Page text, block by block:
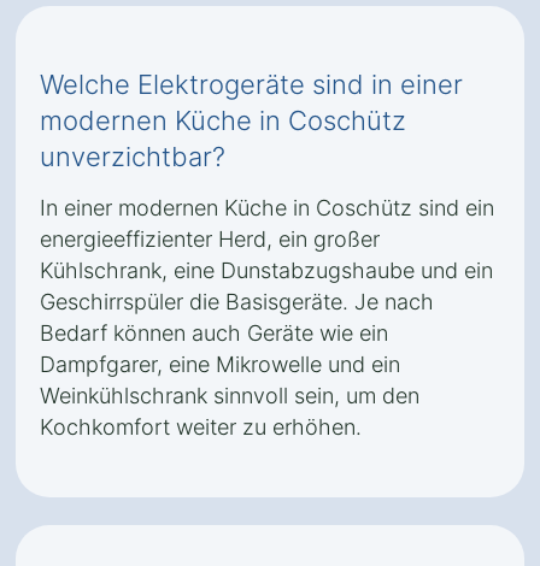
Welche Elektrogeräte sind in einer
modernen Küche in Coschütz
unverzichtbar?
In einer modernen Küche in Coschütz sind ein
energieeffizienter Herd, ein großer
Kühlschrank, eine Dunstabzugshaube und ein
Geschirrspüler die Basisgeräte. Je nach
Bedarf können auch Geräte wie ein
Dampfgarer, eine Mikrowelle und ein
Weinkühlschrank sinnvoll sein, um den
Kochkomfort weiter zu erhöhen.